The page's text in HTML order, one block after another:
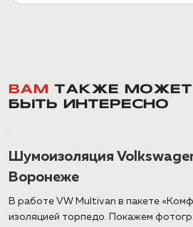
ВАМ
ТАКЖЕ МОЖЕТ
БЫТЬ ИНТЕРЕСНО
Шумоизоляция
Воронеже
В работе VW Multivan в пакете
изоляцией торпедо. Покажем